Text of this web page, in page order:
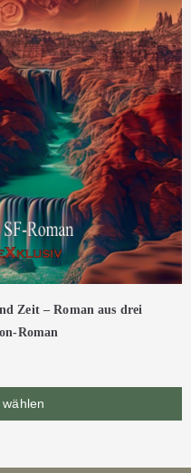
Zeit – Roman aus drei
Roman